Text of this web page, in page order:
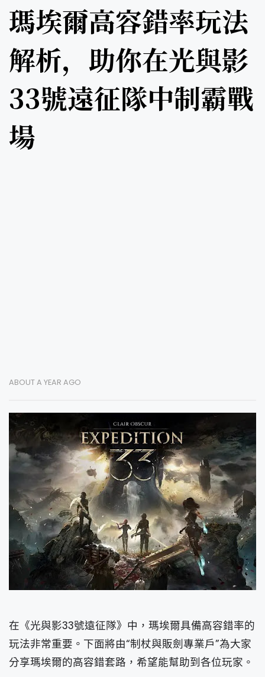
瑪埃爾高容錯率玩法
解析，助你在光與影
33號遠征隊中制霸戰
場
ABOUT A YEAR AGO
在《光與影33號遠征隊》中，瑪埃爾具備高容錯率的
玩法非常重要。下面將由“制杖與販劍專業戶”為大家
分享瑪埃爾的高容錯套路，希望能幫助到各位玩家。